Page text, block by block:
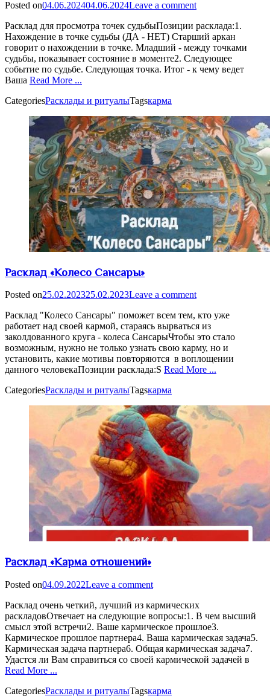
Posted on04.06.202404.06.2024Leave a comment
Расклад для просмотра точек судьбыПозиции расклада:1.
Нахождение в точке судьбы (ДА - НЕТ) Старший аркан
говорит о нахождении в точке. Младший - между точками
судьбы, показывает состояние в моменте2. Следующее
событие по судьбе. Следующая точка. Итог - к чему ведет
Ваша Read More ...
CategoriesРасклады и ритуалыTagsкарма
Расклад «Колесо Сансары»
Posted on25.02.202325.02.2023Leave a comment
Расклад "Колесо Сансары" поможет всем тем, кто уже
работает над своей кармой, стараясь вырваться из
заколдованного круга - колеса СансарыЧтобы это стало
возможным, нужно не только узнать свою карму, но и
установить, какие мотивы повторяются в воплощении
данного человекаПозиции расклада:S Read More ...
CategoriesРасклады и ритуалыTagsкарма
Расклад «Карма отношений»
Posted on04.09.2022Leave a comment
Расклад очень четкий, лучший из кармических
раскладовОтвечает на следующие вопросы:1. В чем высший
смысл этой встречи2. Ваше кармическое прошлое3.
Кармическое прошлое партнера4. Ваша кармическая задача5.
Кармическая задача партнера6. Общая кармическая задача7.
Удастся ли Вам справиться со своей кармической задачей в
Read More ...
CategoriesРасклады и ритуалыTagsкарма